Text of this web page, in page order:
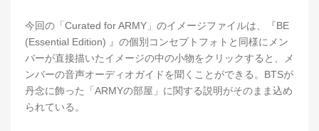
今回の「Curated for ARMY」のイメージファイルは、『BE
(Essential Edition) 』の個別コンセプトフォトと同様にメン
バーが直接描いたイメージの中の小物をクリックすると、メ
ンバーの音声オーディオガイドを聞くことができる。BTSが
丹念に飾った「ARMYの部屋」に関する説明がそのまま込め
られている。